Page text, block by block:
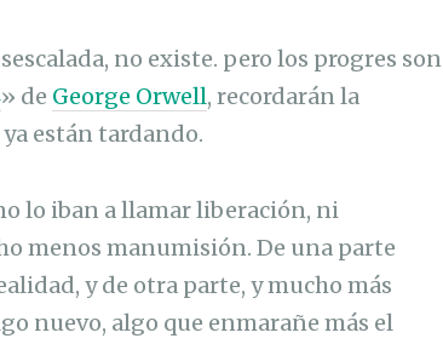
no existe. pero los progres son
» de George Orwell, recordarán la
están tardando.
lo iban a llamar liberación, ni
menos manumisión. De una parte
y de otra parte, y mucho más
nuevo, algo que enmarañe más el